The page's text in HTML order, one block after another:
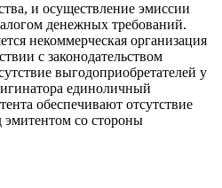
и осуществление эмиссии
денежных требований.
некоммерческая организация
с законодательством
выгодоприобретателей у
единоличный
обеспечивают отсутствие
эмитентом со стороны